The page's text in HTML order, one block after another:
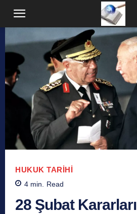
HUKUK TARIHI
4 min. Read
28 Şubat Kararları